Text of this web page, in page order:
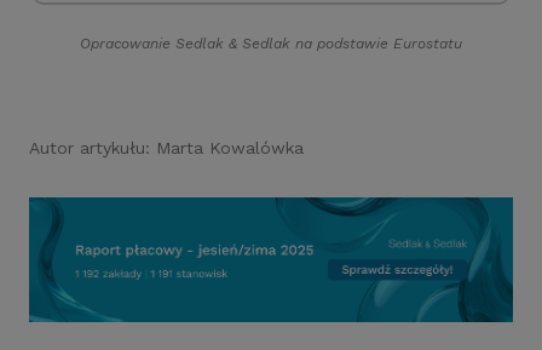
Opracowanie Sedlak & Sedlak na podstawie Eurostatu
Autor artykułu: Marta Kowalówka